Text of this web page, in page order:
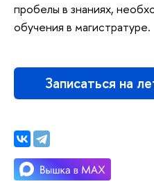
пробелы в знаниях,
обучения в магистратуре.
Записаться на